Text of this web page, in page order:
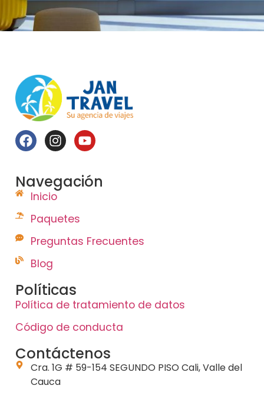
Navegación
Inicio
Paquetes
Preguntas Frecuentes
Blog
Políticas
Política de tratamiento de datos
Código de conducta
Contáctenos
Cra. 1G # 59-154 SEGUNDO PISO Cali, Valle del
Cauca